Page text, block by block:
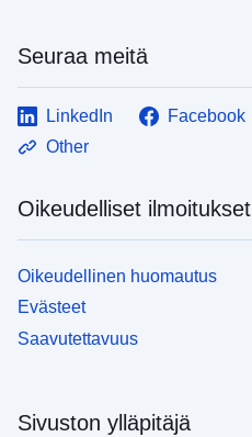
Seuraa meitä
LinkedIn Facebook
Other
Oikeudelliset ilmoitukset
Oikeudellinen huomautus
Evästeet
Saavutettavuus
Sivuston ylläpitäjä